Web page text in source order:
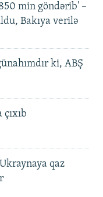
min göndərib' –
Bakıya verilə
ki, ABŞ
qaz